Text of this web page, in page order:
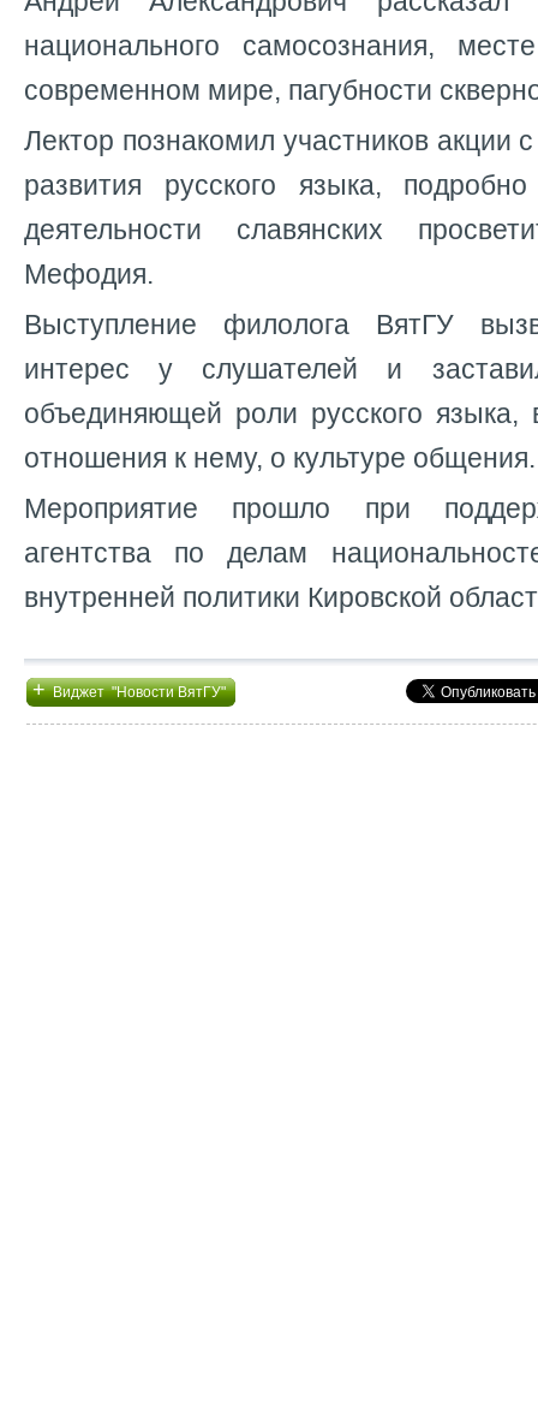
национального самосознания,
современном мире, пагубности
Лектор познакомил участников акции
развития русского языка,
деятельности славянских
Мефодия.
Выступление филолога ВятГУ
интерес у слушателей и
объединяющей роли русского языка,
отношения к нему, о культуре общения.
Мероприятие прошло при
агентства по делам
внутренней политики Кировской
+Виджет "Новости ВятГУ"